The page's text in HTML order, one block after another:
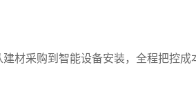
建材采购到智能设备安装，全程把控成